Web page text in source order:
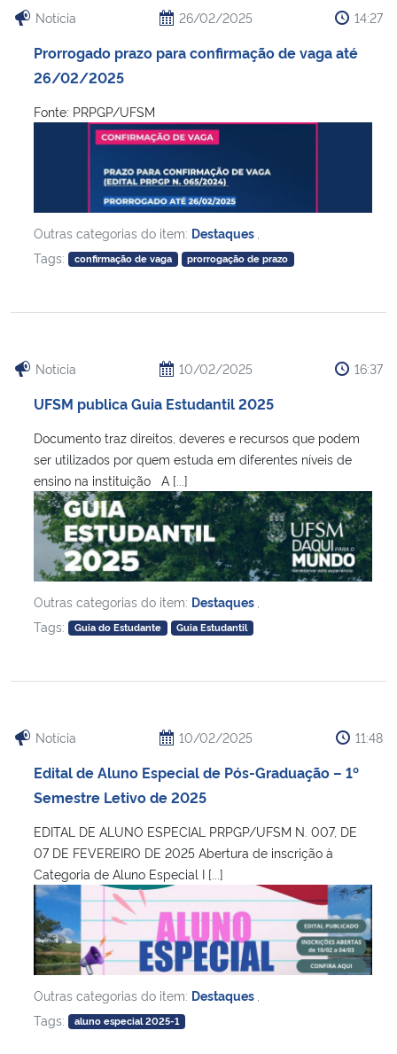
Notícia 26/02/2025 14:27
Prorrogado prazo para confirmação de vaga até
26/02/2025
Fonte: PRPGP/UFSM
Outras categorias do item: Destaques
Tags:
confirmação de vaga prorrogação de prazo
Notícia 10/02/2025 16:37
UFSM publica Guia Estudantil 2025
Documento traz direitos, deveres e recursos que podem
ser utilizados por quem estuda em diferentes níveis de
ensino na instituição A [...]
Outras categorias do item: Destaques
Tags:
Guia do Estudante Guia Estudantil
Notícia 10/02/2025 11:48
Edital de Aluno Especial de Pós-Graduação – 1º
Semestre Letivo de 2025
EDITAL DE ALUNO ESPECIAL PRPGP/UFSM N. 007, DE
07 DE FEVEREIRO DE 2025 Abertura de inscrição à
Categoria de Aluno Especial I [...]
Outras categorias do item: Destaques
Tags:
aluno especial 2025-1